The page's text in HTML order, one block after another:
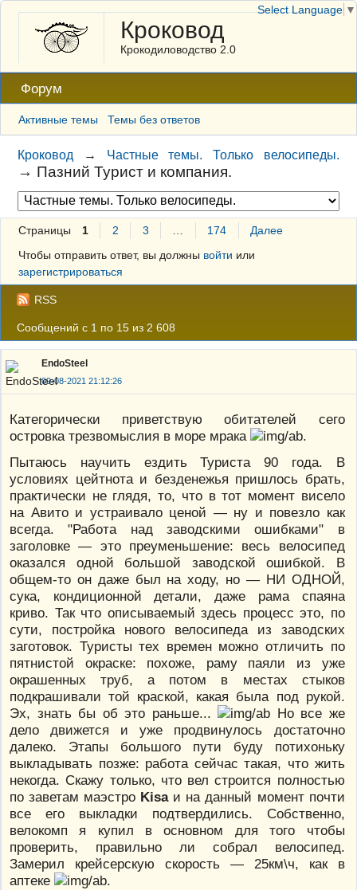
Кроковод
Крокодиловодство 2.0
Форум
Активные темы Темы без ответов
Кроковод → Частные темы. Только велосипеды.
→ Пазний Турист и компания.
Страницы 1 2 3 174
Далее
Чтобы отправить ответ, вы должны войти или
зарегистрироваться
RSS
Сообщений с 1 по 15 из 2 608
EndoSteel
09-08-2021 21:12:26
Категорически приветствую обитателей сего
островка трезвомыслия в море мрака
.
Пытаюсь научить ездить Туриста 90 года. В
условиях цейтнота и безденежья пришлось брать,
практически не глядя, то, что в тот момент висело
на Авито и устраивало ценой — ну и повезло как
всегда. "Работа над заводскими ошибками" в
заголовке — это преуменьшение: весь велосипед
оказался одной большой заводской ошибкой. В
общем-то он даже был на ходу, но — НИ ОДНОЙ,
сука, кондиционной детали, даже рама спаяна
криво. Так что описываемый здесь процесс это, по
сути, постройка нового велосипеда из заводских
заготовок. Туристы тех времен можно отличить по
пятнистой окраске: похоже, раму паяли из уже
окрашенных труб, а потом в местах стыков
подкрашивали той краской, какая была под рукой.
Эх, знать бы об это раньше...
Но все же
дело движется и уже продвинулось достаточно
далеко. Этапы большого пути буду потихоньку
выкладывать позже: работа сейчас такая, что жить
некогда. Скажу только, что вел строится полностью
по заветам маэстро Kisaи на данный момент почти
все его выкладки подтвердились. Собственно,
велокомп я купил в основном для того чтобы
проверить, правильно ли собрал велосипед.
Замерил крейсерскую скорость — 25км\ч, как в
аптеке
.
Select Language ▼